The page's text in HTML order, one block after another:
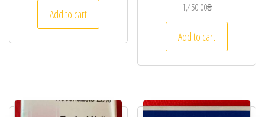
Add to cart
1,450.00₴
Add to cart